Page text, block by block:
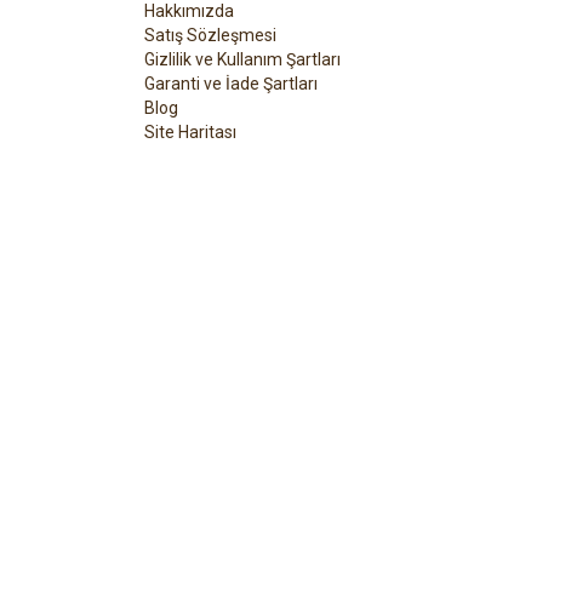
Hakkımızda
Satış Sözleşmesi
Gizlilik ve Kullanım Şartları
Garanti ve İade Şartları
Blog
Site Haritası